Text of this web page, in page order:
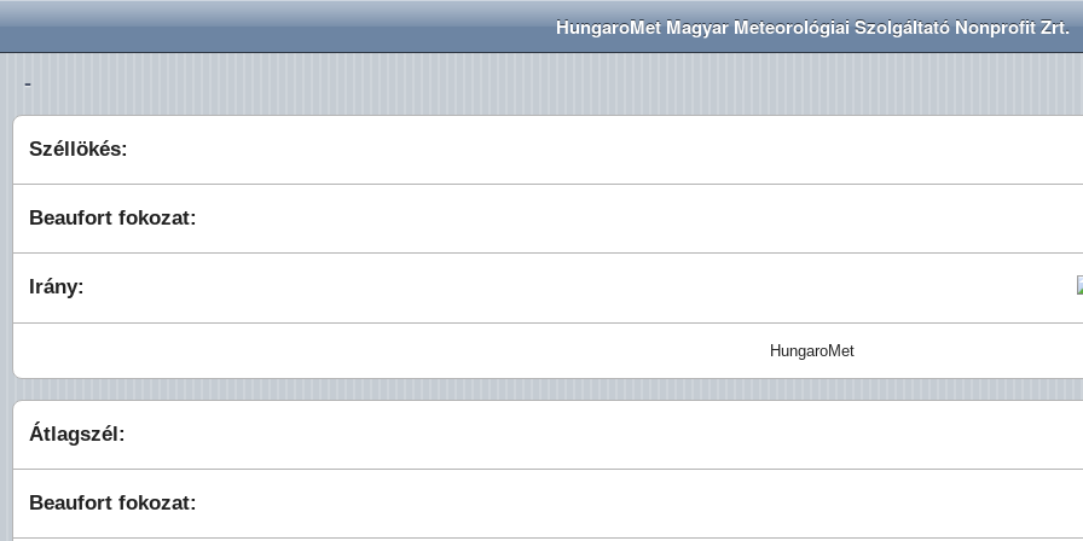
HungaroMet Magyar Meteorológiai Szolgáltató Nonprofit Zrt.
-
Széllökés:
Beaufort fokozat:
Irány:
HungaroMet
Átlagszél:
Beaufort fokozat: